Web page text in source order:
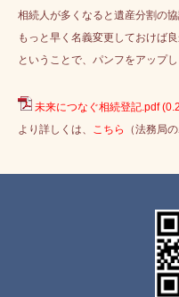
相続人が多くなると遺産分割の
もっと早く名義変更しておけば
ということで、パンフをアップ
未来につなぐ相続登記.pdf
より詳しくは、
こちら （法務局